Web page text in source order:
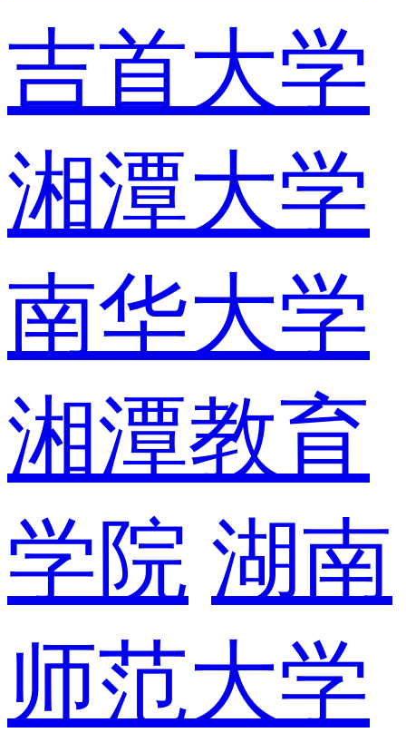
吉首大学
湘潭大学
南华大学
湘潭教育
学院 湖南
师范大学